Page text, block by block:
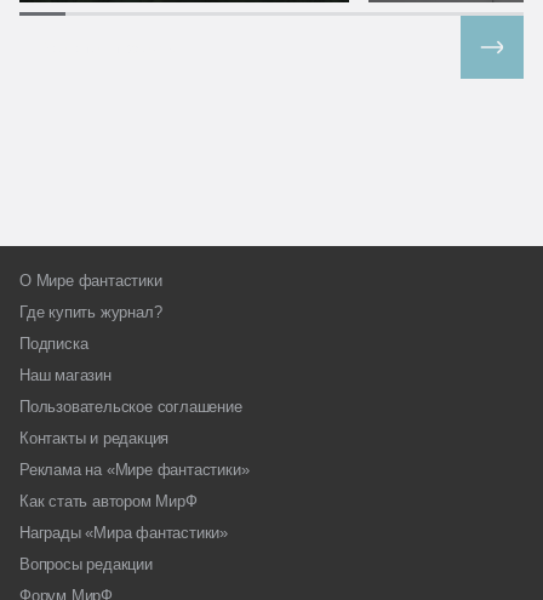
О Мире фантастики
Где купить журнал?
Подписка
Наш магазин
Пользовательское соглашение
Контакты и редакция
Реклама на «Мире фантастики»
Как стать автором МирФ
Награды «Мира фантастики»
Вопросы редакции
Форум МирФ